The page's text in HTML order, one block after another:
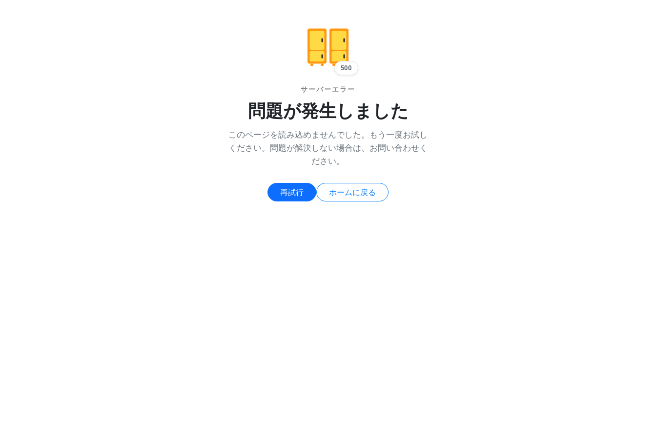
500
サーバーエラー
問題が発生しました
このページを読み込めませんでした。もう一度お試し
ください。問題が解決しない場合は、お問い合わせく
ださい。
再試行 ホームに戻る